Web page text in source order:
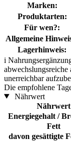
Marken:
Produktarten:
Für wen?:
Allgemeine
Lagerhinweis:
i
unerreichbar
Die empfohlene
Nährwert
Nährwert
Energiegehalt /
Fett
davon gesättigte